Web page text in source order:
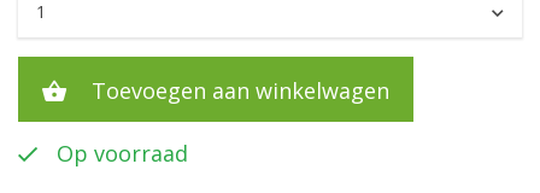
Toevoegen aan winkelwagen
Op voorraad